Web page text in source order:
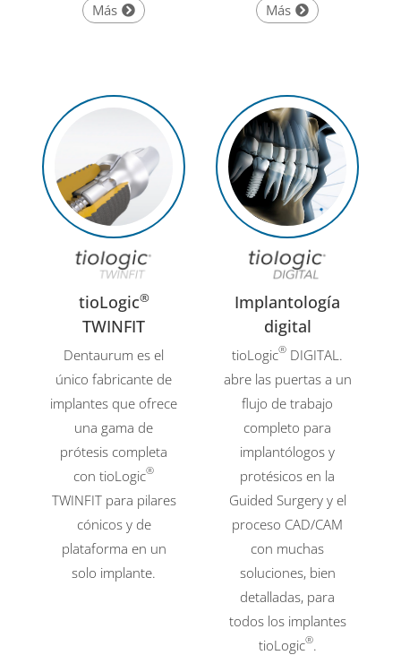
Más Más
tioLogic®
TWINFIT
Dentaurum es el
único fabricante de
implantes que ofrece
una gama de
prótesis completa
con tioLogic®
TWINFIT para pilares
cónicos y de
plataforma en un
solo implante.
Implantología
digital
tioLogic® DIGITAL.
abre las puertas a un
flujo de trabajo
completo para
implantólogos y
protésicos en la
Guided Surgery y el
proceso CAD/CAM
con muchas
soluciones, bien
detalladas, para
todos los implantes
tioLogic®.